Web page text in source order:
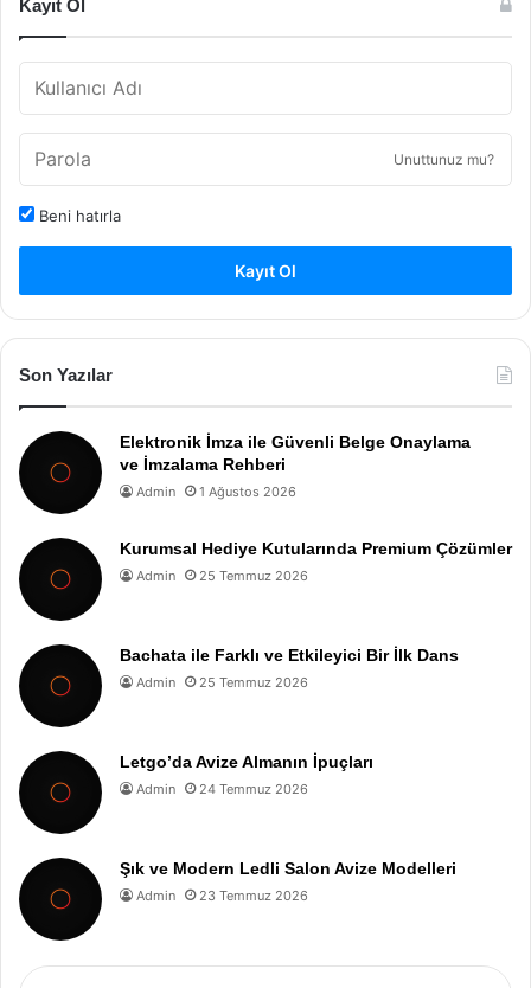
Kayıt Ol
Unuttunuz mu?
Beni hatırla
Kayıt Ol
Son Yazılar
Elektronik İmza ile Güvenli Belge Onaylama
ve İmzalama Rehberi
Admin 1 Ağustos 2026
Kurumsal Hediye Kutularında Premium Çözümler
Admin 25 Temmuz 2026
Bachata ile Farklı ve Etkileyici Bir İlk Dans
Admin 25 Temmuz 2026
Letgo’da Avize Almanın İpuçları
Admin 24 Temmuz 2026
Şık ve Modern Ledli Salon Avize Modelleri
Admin 23 Temmuz 2026